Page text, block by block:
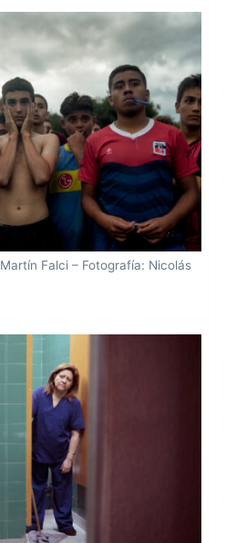
Falci – Fotografía: Nicolás